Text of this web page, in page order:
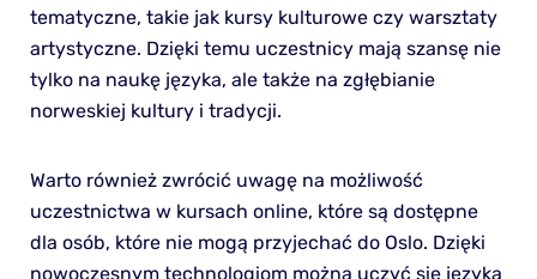
tematyczne, takie jak kursy kulturowe czy warsztaty
artystyczne. Dzięki temu uczestnicy mają szansę nie
tylko na naukę języka, ale także na zgłębianie
norweskiej kultury i tradycji.
Warto również zwrócić uwagę na możliwość
uczestnictwa w kursach online, które są dostępne
dla osób, które nie mogą przyjechać do Oslo. Dzięki
nowoczesnym technologiom można uczyć się języka